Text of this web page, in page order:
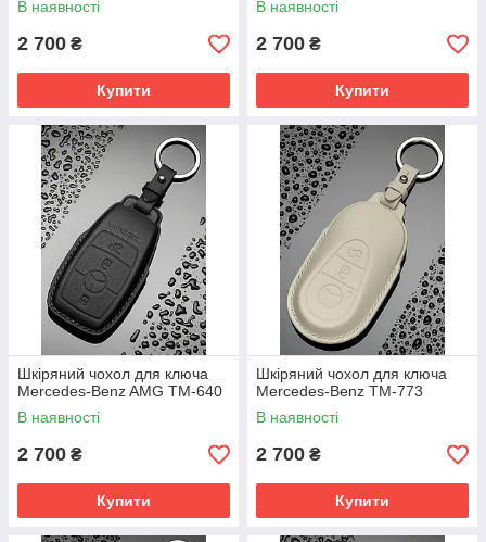
В наявності
2 700 ₴
Купити
В наявності
2 700 ₴
Купити
Шкіряний чохол для ключа
Mercedes-Benz AMG TM-640
В наявності
2 700 ₴
Купити
Шкіряний чохол для ключа
Mercedes-Benz TM-773
В наявності
2 700 ₴
Купити